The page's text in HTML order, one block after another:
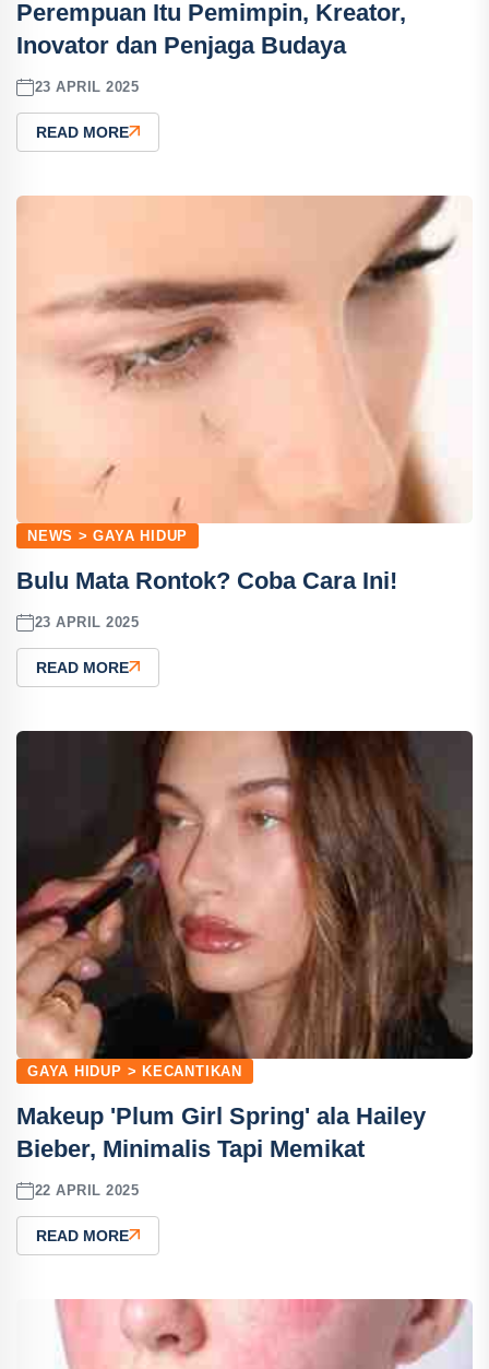
Perempuan Itu Pemimpin, Kreator,
Inovator dan Penjaga Budaya
23 APRIL 2025
READ MORE
NEWS > GAYA HIDUP
Bulu Mata Rontok? Coba Cara Ini!
23 APRIL 2025
READ MORE
GAYA HIDUP > KECANTIKAN
Makeup 'Plum Girl Spring' ala Hailey
Bieber, Minimalis Tapi Memikat
22 APRIL 2025
READ MORE